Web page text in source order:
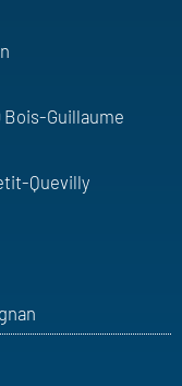
Bois-Guillaume
Quevilly